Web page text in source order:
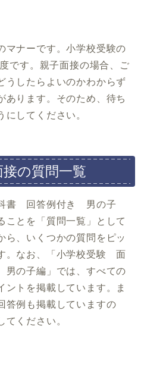
マナーです。小学校受験の
です。親子面接の場合、ご
うしたらよいのかわからず
あります。そのため、待ち
にしてください。
接の質問一覧
書 回答例付き 男の子
ことを「質問一覧」として
ら、いくつかの質問をピッ
。なお、「小学校受験 面
の子編」では、すべての
ントを掲載しています。ま
答例も掲載していますの
てください。